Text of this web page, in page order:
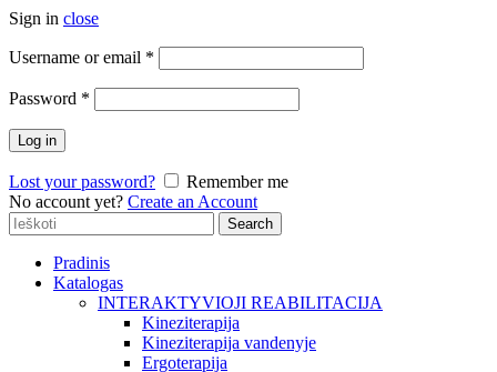
Sign in close
Username or email *
Password *
Log in
Lost your password?
Remember me
No account yet? Create an Account
Search
for:
Search
Pradinis
Katalogas
INTERAKTYVIOJI REABILITACIJA
Kineziterapija
Kineziterapija vandenyje
Ergoterapija